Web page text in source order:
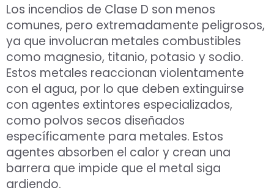
Los incendios de Clase D son menos
comunes, pero extremadamente peligrosos,
ya que involucran metales combustibles
como magnesio, titanio, potasio y sodio.
Estos metales reaccionan violentamente
con el agua, por lo que deben extinguirse
con agentes extintores especializados,
como polvos secos diseñados
específicamente para metales. Estos
agentes absorben el calor y crean una
barrera que impide que el metal siga
ardiendo.